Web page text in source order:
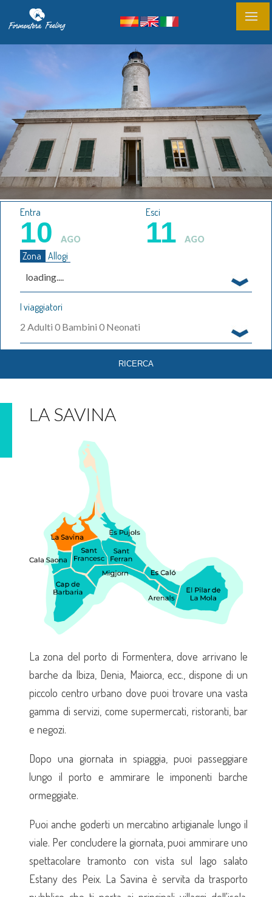
Entra
10 AGO
Esci
11 AGO
Zona Allogi
loading....
I viaggiatori
2 Adulti 0 Bambini 0 Neonati
LA SAVINA
La zona del porto di Formentera, dove arrivano le
barche da Ibiza, Denia, Maiorca, ecc., dispone di un
piccolo centro urbano dove puoi trovare una vasta
gamma di servizi, come supermercati, ristoranti, bar
e negozi.
Dopo una giornata in spiaggia, puoi passeggiare
lungo il porto e ammirare le imponenti barche
ormeggiate.
Puoi anche goderti un mercatino artigianale lungo il
viale. Per concludere la giornata, puoi ammirare uno
spettacolare tramonto con vista sul lago salato
Estany des Peix. La Savina è servita da trasporto